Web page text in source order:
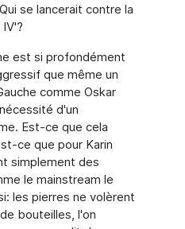
se lancerait contre la
est si profondément
que même un
comme Oskar
d'un
Est-ce que cela
ce que pour Karin
simplement des
le mainstream le
les pierres ne volèrent
bouteilles, l'on